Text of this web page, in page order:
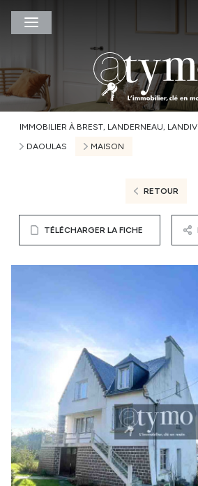
IMMOBILIER À BREST, LANDERNEAU,
DAOULAS
MAISON
RETOUR
TÉLÉCHARGER LA FICHE